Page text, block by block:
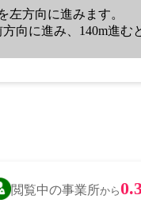
左方向に進みます。
向に進み、140m進む
閲覧中の事業所から